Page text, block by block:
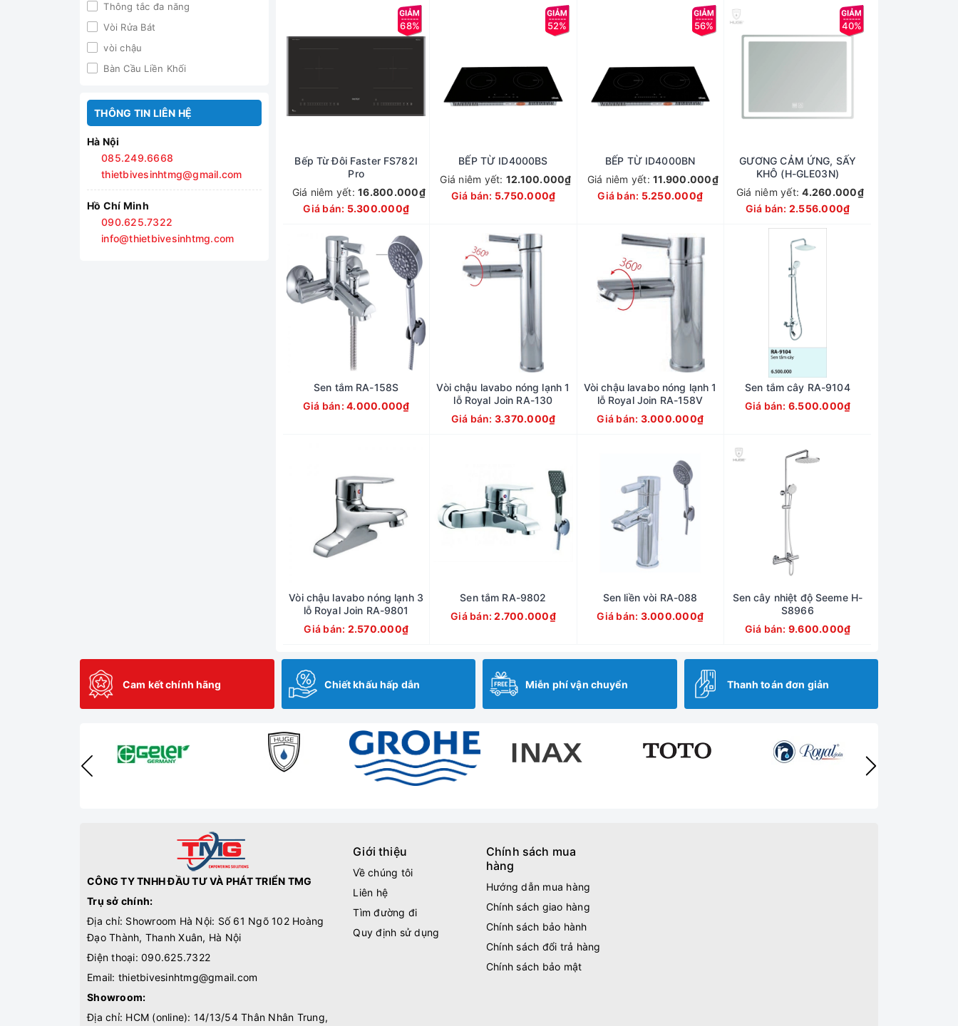
Thông tắc đa năng
Vòi Rửa Bát
vòi chậu
Bàn Cầu Liền Khối
Sen cây nóng lạnh
Sen Cây Nhiệt Độ
THÔNG TIN LIÊN HỆ
Hà Nội
085.249.6668
thietbivesinhtmg@gmail.com
Hồ Chí Minh
090.625.7322
info@thietbivesinhtmg.com
68%
Bếp Từ Đôi Faster FS782I
Pro
Giá niêm yết: 16.800.000₫
Giá bán: 5.300.000₫
52%
BẾP TỪ ID4000BS
Giá niêm yết: 12.100.000₫
Giá bán: 5.750.000₫
56%
BẾP TỪ ID4000BN
Giá niêm yết: 11.900.000₫
Giá bán: 5.250.000₫
40%
GƯƠNG CẢM ỨNG, SẤY
KHÔ (H-GLE03N)
Giá niêm yết:4.260.000₫
Giá bán: 2.556.000₫
Sen tắm RA-158S
Giá bán: 4.000.000₫
Vòi chậu lavabo nóng lạnh 1
lỗ Royal Join RA-130
Giá bán: 3.370.000₫
Vòi chậu lavabo nóng lạnh 1
lỗ Royal Join RA-158V
Giá bán: 3.000.000₫
Sen tắm cây RA-9104
Giá bán: 6.500.000₫
Vòi chậu lavabo nóng lạnh 3
lỗ Royal Join RA-9801
Giá bán: 2.570.000₫
Sen tắm RA-9802
Giá bán:2.700.000₫
Sen liền vòi RA-088
Giá bán: 3.000.000₫
Sen cây nhiệt độ Seeme H-
S8966
Giá bán: 9.600.000₫
Cam kết chính hãng Chiết khấu hấp dẫn Miễn phí vận chuyển Thanh toán đơn giản
CÔNG TY TNHH ĐẦU TƯ VÀ PHÁT TRIỂN TMG
Trụ sở chính:
Địa chỉ: Showroom Hà Nội: Số 61 Ngõ 102 Hoàng
Đạo Thành, Thanh Xuân, Hà Nội
Điện thoại: 090.625.7322
Email: thietbivesinhtmg@gmail.com
Showroom:
Địa chỉ: HCM (online): 14/13/54 Thân Nhân Trung,
Giới thiệu
Về chúng tôi
Liên hệ
Tìm đường đi
Quy định sử dụng
Chính sách mua
hàng
Hướng dẫn mua hàng
Chính sách giao hàng
Chính sách bảo hành
Chính sách đổi trả hàng
Chính sách bảo mật